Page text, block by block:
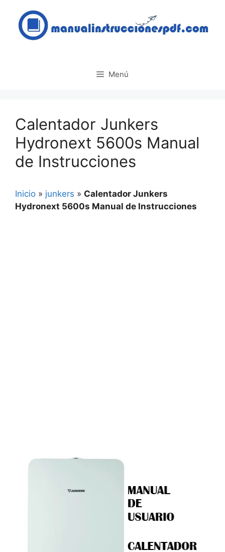
contenido
Menú
Calentador Junkers
Hydronext 5600s Manual
de Instrucciones
Inicio » junkers » Calentador Junkers
Hydronext 5600s Manual de Instrucciones